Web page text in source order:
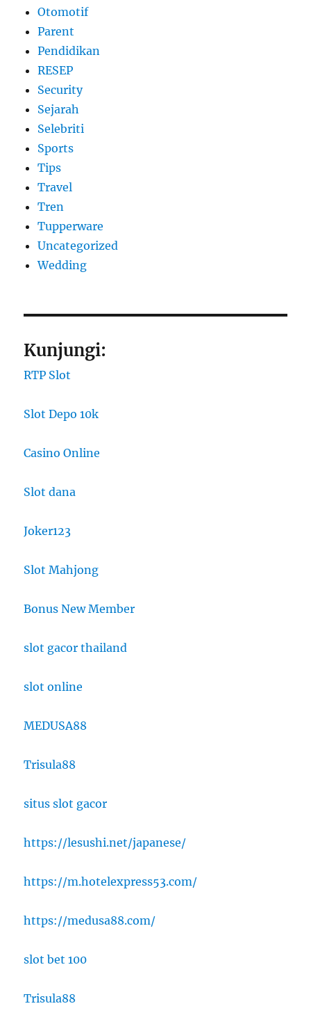
Otomotif
Parent
Pendidikan
RESEP
Security
Sejarah
Selebriti
Sports
Tips
Travel
Tren
Tupperware
Uncategorized
Wedding
Kunjungi:
RTP Slot
Slot Depo 10k
Casino Online
Slot dana
Joker123
Slot Mahjong
Bonus New Member
slot gacor thailand
slot online
MEDUSA88
Trisula88
situs slot gacor
https://lesushi.net/japanese/
https://m.hotelexpress53.com/
https://medusa88.com/
slot bet 100
Trisula88